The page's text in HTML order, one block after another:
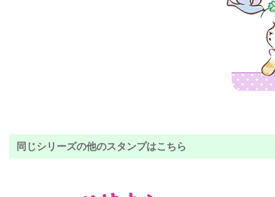
同じシリーズの他のスタンプはこちら